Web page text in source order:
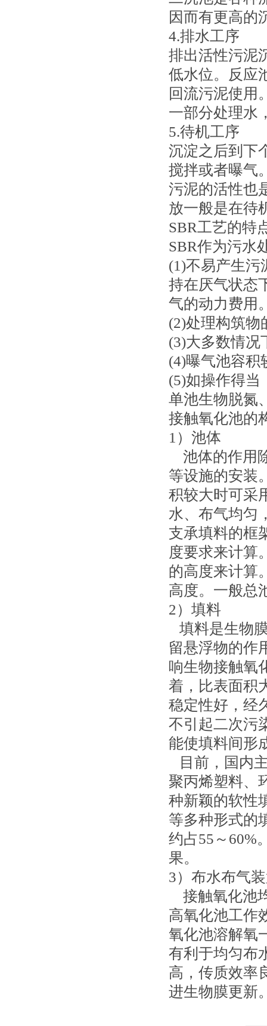
因而有更高的
4.排水工序
排出活性污泥
低水位。反应
回流污泥使用
一部分处理水
5.待机工序
沉淀之后到下
搅拌或者曝气
污泥的活性也
放一般是在待
SBR工艺的特
SBR作为污水
(1)不易产生污
持在厌气状态
气的动力费用
(2)处理构筑物
(3)大多数情况
(4)曝气池容积
(5)如操作得当
单池生物脱氮
接触氧化池的
1）池体
池体的作用
等设施的安装
积较大时可采
水、布气均匀
支承填料的框
度要求来计算
的高度来计算
高度。一般总
2）填料
填料是生物
留悬浮物的作
响生物接触氧
着，比表面积
稳定性好，经
不引起二次污
能使填料间形
目前，国内
聚丙烯塑料、
种新颖的软性
等多种形式的
约占55～60%
果。
3）布水布气
接触氧化池
高氧化池工作
氧化池溶解氧
有利于均匀布
高，传质效率
进生物膜更新